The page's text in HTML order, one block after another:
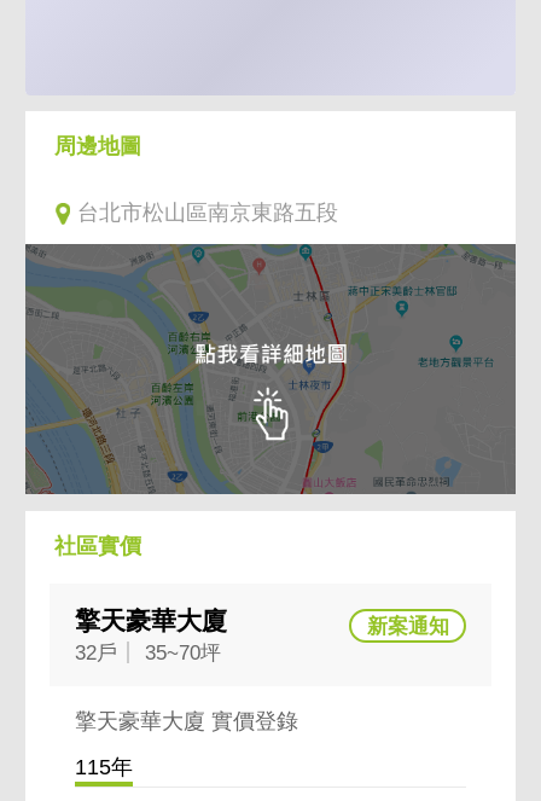
周邊地圖
台北市松山區南京東路五段
社區實價
擎天豪華大廈
32戶 35~70坪
擎天豪華大廈 實價登錄
115年